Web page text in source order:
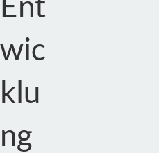
wic
klu
ng